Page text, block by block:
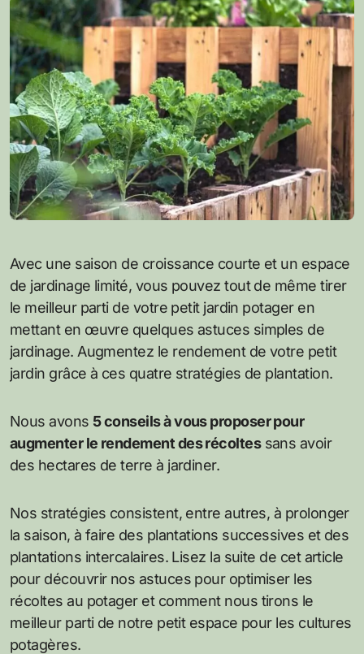
Avec une saison de croissance courte et un espace
de jardinage limité, vous pouvez tout de même tirer
le meilleur parti de votre petit jardin potager en
mettant en œuvre quelques astuces simples de
jardinage. Augmentez le rendement de votre petit
jardin grâce à ces quatre stratégies de plantation.
Nous avons 5 conseils à vous proposer pour
augmenter le rendement des récoltessans avoir
des hectares de terre à jardiner.
Nos stratégies consistent, entre autres, à prolonger
la saison, à faire des plantations successives et des
plantations intercalaires. Lisez la suite de cet article
pour découvrir nos astuces pour optimiser les
récoltes au potager et comment nous tirons le
meilleur parti de notre petit espace pour les cultures
potagères.